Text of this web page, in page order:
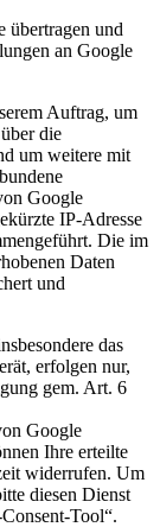
übertragen und
an Google
Auftrag, um
die
um weitere mit
Google
IP-Adresse
Die im
Daten
und
das
erfolgen nur,
gem. Art. 6
Google
Ihre erteilte
widerrufen. Um
diesen Dienst
Tool“.